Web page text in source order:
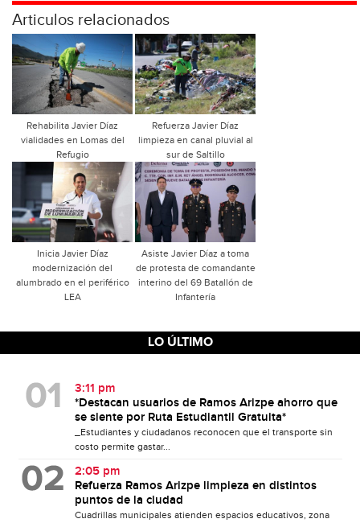
Articulos relacionados
Rehabilita Javier Díaz
vialidades en Lomas del
Refugio
Refuerza Javier Díaz
limpieza en canal pluvial al
sur de Saltillo
Inicia Javier Díaz
modernización del
alumbrado en el periférico
LEA
Asiste Javier Díaz a toma
de protesta de comandante
interino del 69 Batallón de
Infantería
LO ÚLTIMO
3:11 pm
*Destacan usuarios de Ramos Arizpe ahorro que
se siente por Ruta Estudiantil Gratuita*
_Estudiantes y ciudadanos reconocen que el transporte sin
costo permite gastar...
2:05 pm
Refuerza Ramos Arizpe limpieza en distintos
puntos de la ciudad
Cuadrillas municipales atienden espacios educativos, zona